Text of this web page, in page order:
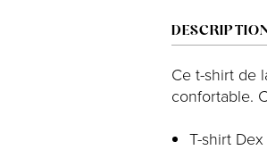
Ce t-shirt de
confortable.
T-shirt Dex